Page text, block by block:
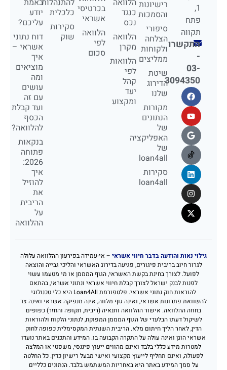
1,
פתח
תקווה
התקשרו
-
03-
3094350
רישיונות
והסמכות
סיפורי
הצלחה
ולקוחות
ממליצים
שיטת
הדירוג
שלנו
מקורות
הנתונים
של
האפליקציה
של
loan4all
סקירות
loan4all
הלוואה
כנגד
נכס
הלוואה
מקרן
הלוואות
לפי
קהל
יעד
ומקצוע
בכרטיסי
אשראי
הלוואה
לפי
סכום
להתנהלות
כלכלית
סקירות
שוק
באמת
יודע
עליכם?
דוח נתוני
אשראי –
איך
מוציאים
ומה
עושים
עם זה
ועד קבלת
הכסף
להלוואה?
בנקאות
פתוחה
2026:
איך
להוזיל
את
הריבית
על
ההלוואה
גילוי נאות והודעה בדבר חיווי אשראי – אי-עמידה בפירעון ההלוואה עלולה
לגרור חיוב בריבית פיגורים, פגיעה בדירוג האשראי והליכי גבייה והוצאה
לפועל. לצורך בחינת בקשת האשראי, הגוף המממן או מי מטעמו עשוי
לפנות לבנק ישראל לצורך קבלת חיווי אשראי ונתוני אשראי, בהתאם
להוראות חוק נתוני אשראי. פלטפורמת Loan4All היא כלי טכנולוגי
להשוואת פתרונות אשראי, ואינה גוף מלווה, אינה מנפיקה אשראי ואינה צד
בחוזה ההלוואה. אישור ההלוואה ותנאיה (ריבית, תקופה והחזר) כפופים
לשיקול דעתו הבלעדי של הגוף המממן המפוקח, לנתוני הלקוח ולהוראות
הדין, לאחר הליך חיתום מלא. הריבית השנתית המקסימלית כפופה לחוק
אשראי הוגן ואינה עולה על התקרה הקבועה בו. המידע והתכנים באתר נועדו
למטרות מידע כללי בלבד ואינם מהווים ייעוץ פיננסי, משפטי או המלצה
לפעולה, ואינם תחליף לייעוץ מקצועי ואישי מבעל רישיון כדין. כל החלטה
על סמך המידע באתר היא באחריות המשתמש בלבד. הנתונים כלליים